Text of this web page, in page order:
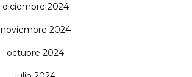
diciembre 2024
noviembre 2024
octubre 2024